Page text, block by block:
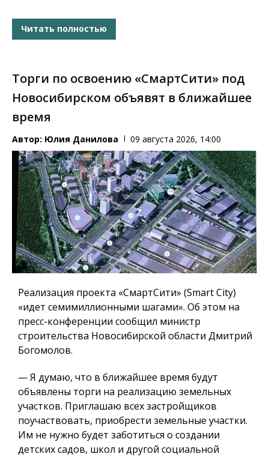
Читать полностью
Торги по освоению «СмартСити» под
Новосибирском объявят в ближайшее
время
Автор: Юлия Данилова 09 августа 2026, 14:00
Реализация проекта «СмартСити» (Smart City)
«идет семимиллионными шагами». Об этом на
пресс-конференции сообщил министр
строительства Новосибирской области Дмитрий
Богомолов.
— Я думаю, что в ближайшее время будут
объявлены торги на реализацию земельных
участков. Приглашаю всех застройщиков
поучаствовать, приобрести земельные участки.
Им не нужно будет заботиться о создании
детских садов, школ и другой социальной